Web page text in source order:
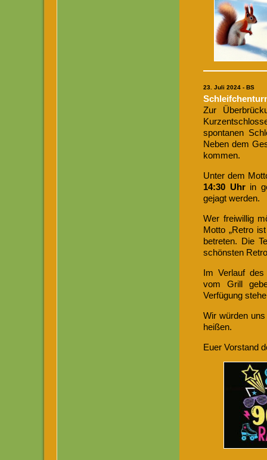
23 . Juli 2024 - BS
Zur
spontanen
Neben dem
kommen.
Unter dem
14:30 Uhrin
gejagt werden.
Wer freiwillig
Motto „Retro
betreten. Die
schönsten
Im Verlauf des
vom Grill
Verfügung
Wir würden
heißen.
Euer Vorstand